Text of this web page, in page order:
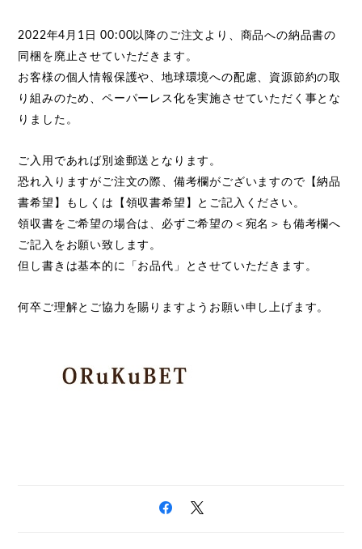
2022年4月1日 00:00以降のご注文より、商品への納品書の
同梱を廃止させていただきます。
お客様の個人情報保護や、地球環境への配慮、資源節約の取
り組みのため、ペーパーレス化を実施させていただく事とな
りました。
ご入用であれば別途郵送となります。
恐れ入りますがご注文の際、備考欄がございますので【納品
書希望】もしくは【領収書希望】とご記入ください。
領収書をご希望の場合は、必ずご希望の＜宛名＞も備考欄へ
ご記入をお願い致します。
但し書きは基本的に「お品代」とさせていただきます。
何卒ご理解とご協力を賜りますようお願い申し上げます。